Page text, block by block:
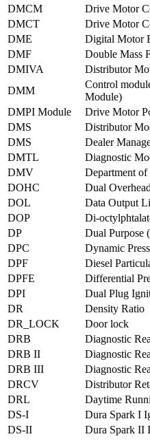
DMCM
Drive Motor
DMCT
Drive Motor
DME
Digital Motor
DMF
Double Mass
DMIVA
Distributor
DMM
Control
Module)
DMPI Module
Drive Motor
DMS
Distributor
DMS
Dealer
DMTL
Diagnostic
DMV
Department
DOHC
Dual
DOL
Data Output
DOP
Di-
DP
Dual Purpose
DPC
Dynamic
DPF
Diesel
DPFE
Differential
DPI
Dual Plug
DR
Density Ratio
DR_LOCK
Door lock
DRB
Diagnostic
DRB II
Diagnostic
DRB III
Diagnostic
DRCV
Distributor
DRL
Daytime
DS-I
Dura Spark I
DS-II
Dura Spark II